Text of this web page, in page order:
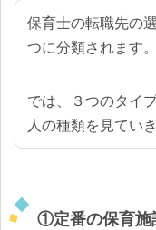
保育士の転職先の
つに分類されます。
では、３つのタイ
人の種類を見てい
①定番の保育施